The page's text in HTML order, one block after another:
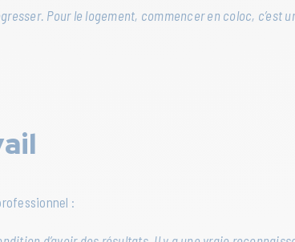
Pour le logement, commencer en coloc,
: